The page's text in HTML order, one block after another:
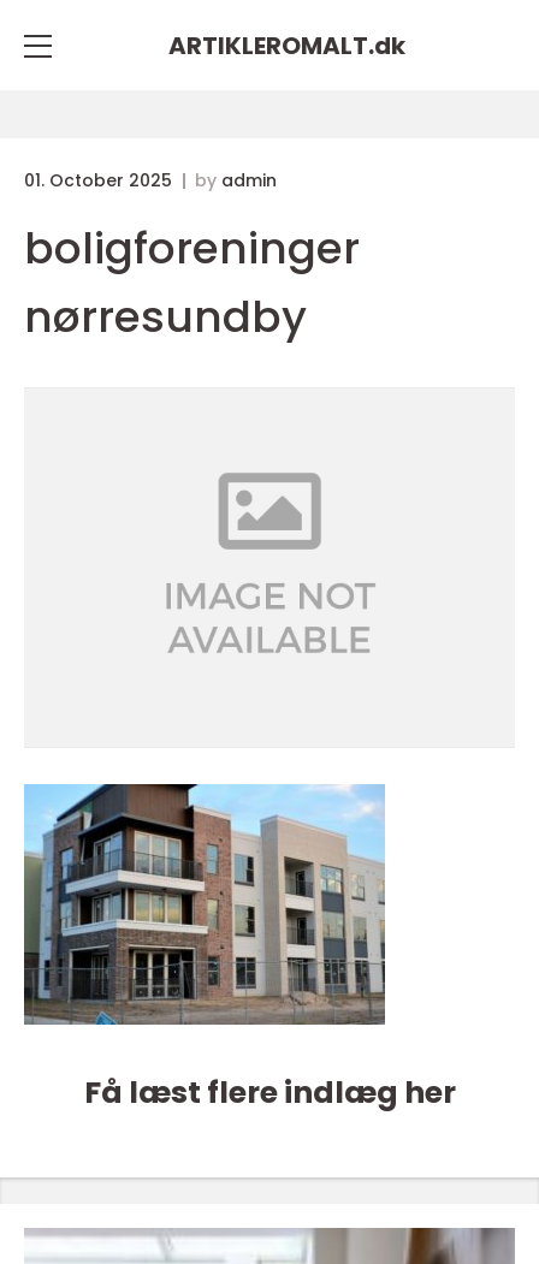
ARTIKLEROMALT.dk
01. October 2025 by admin
boligforeninger
nørresundby
Få læst flere indlæg her